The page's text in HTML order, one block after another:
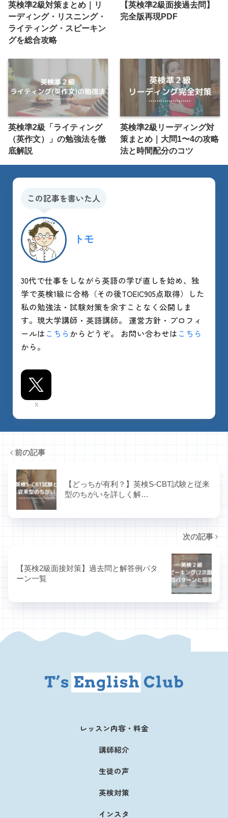
英検準2級対策まとめ｜リ
ーディング・リスニング・
ライティング・スピーキン
グを総合攻略
【英検準2級面接過去問】
完全版再現PDF
英検準2級「ライティング
（英作文）」の勉強法を徹
底解説
英検準2級リーディング対
策まとめ｜大問1〜4の攻略
法と時間配分のコツ
この記事を書いた人
トモ
30代で仕事をしながら英語の学び直しを始め、独
学で英検1級に合格（その後TOEIC905点取得）した
私の勉強法・試験対策を余すことなく公開しま
す。現大学講師・英語講師。 運営方針・プロフィ
ールは こちらからどうぞ。 お問い合わせは こちら
から。
X
前の記事
【どっちが有利？】英検S-CBT試験と従来
型のちがいを詳しく解…
次の記事
【英検2級面接対策】過去問と解答例パタ
ーン一覧
レッスン内容・料金
講師紹介
生徒の声
英検対策
インスタ